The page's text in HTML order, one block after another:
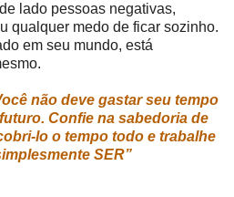
lado pessoas negativas,
qualquer medo de ficar sozinho.
em seu mundo, está
não deve gastar seu tempo
Confie na sabedoria de
lo o tempo todo e trabalhe
SER”